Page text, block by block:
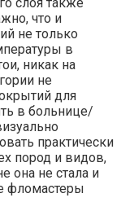
что и
не только
в
никак на
не
для
в больнице/
практически
пород и видов,
она не стала и
фломастеры